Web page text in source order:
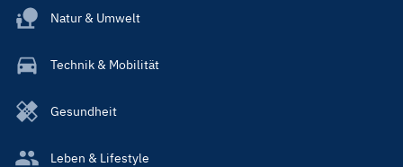
Natur & Umwelt
Technik & Mobilität
Gesundheit
Leben & Lifestyle